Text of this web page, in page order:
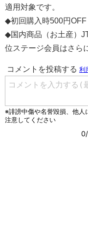
適用対象です。
◆初回購入時500円OFF
◆国内商品（お土産）
位ステージ会員はさら